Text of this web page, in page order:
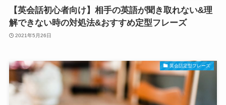
【英会話初心者向け】相手の英語が聞き取れない&理
解できない時の対処法&おすすめ定型フレーズ
2021年5月26日
英会話定型フレーズ